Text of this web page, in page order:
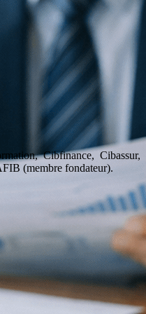
Cibfinance, Cibassur,
(membre fondateur).